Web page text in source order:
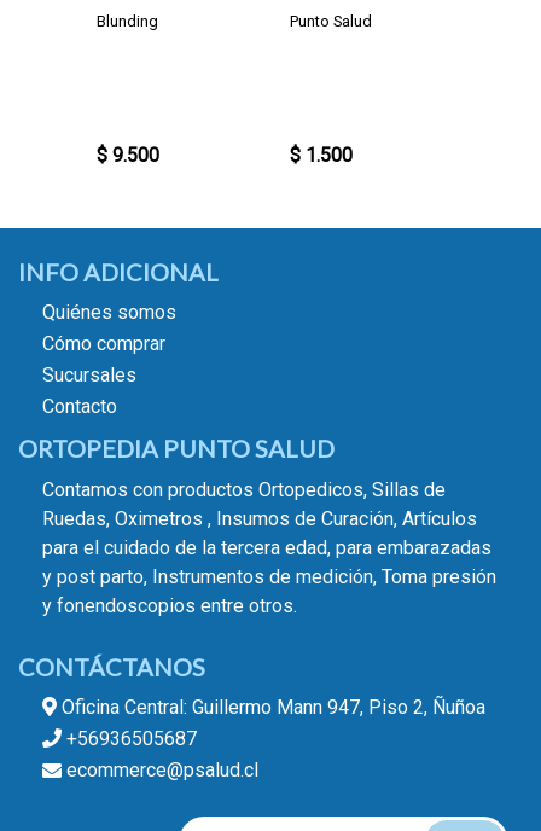
Blunding
$ 9.500
Punto Salud
$ 1.500
INFO ADICIONAL
Quiénes somos
Cómo comprar
Sucursales
Contacto
ORTOPEDIA PUNTO SALUD
Contamos con productos Ortopedicos, Sillas de
Ruedas, Oximetros , Insumos de Curación, Artículos
para el cuidado de la tercera edad, para embarazadas
y post parto, Instrumentos de medición, Toma presión
y fonendoscopios entre otros.
CONTÁCTANOS
Oficina Central: Guillermo Mann 947, Piso 2, Ñuñoa
+56936505687
ecommerce@psalud.cl